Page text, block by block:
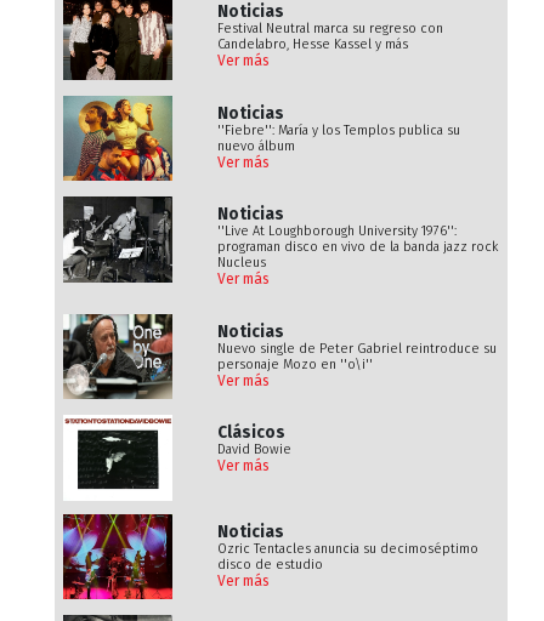
Noticias
Festival Neutral marca su regreso con
Candelabro, Hesse Kassel y más
Ver más
Noticias
''Fiebre'': María y los Templos publica su
nuevo álbum
Ver más
Noticias
''Live At Loughborough University 1976'':
programan disco en vivo de la banda jazz rock
Nucleus
Ver más
Noticias
Nuevo single de Peter Gabriel reintroduce su
personaje Mozo en ''o\i''
Ver más
Clásicos
David Bowie
Ver más
Noticias
Ozric Tentacles anuncia su decimoséptimo
disco de estudio
Ver más